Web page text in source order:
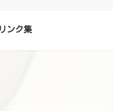
リンク集